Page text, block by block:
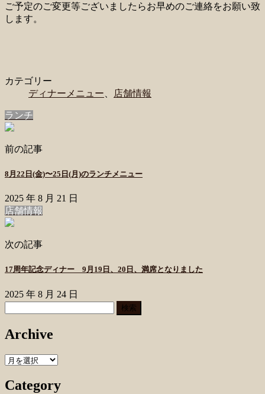
ご予定のご変更等ございましたらお早めのご連絡をお願い致
します。
カテゴリー
ディナーメニュー
店舗情報
ランチ
前の記事
8月22日(金)〜25日(月)のランチメニュー
2025 年 8 月 21 日
店舗情報
次の記事
17周年記念ディナー 9月19日、20日、満席となりました
2025 年 8 月 24 日
Archive
Archive
Category